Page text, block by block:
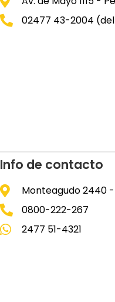
02477 43-2004 (del
Info de contacto
Monteagudo 2440
0800-222-267
2477 51-4321